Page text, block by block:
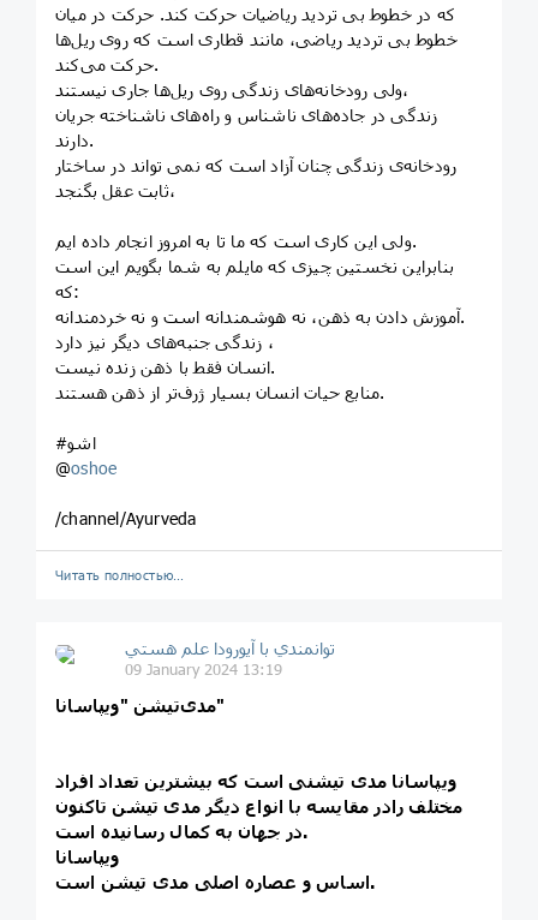
که در خطوط بی تردید ریاضیات حرکت کند. حرکت در میان
خطوط بی تردید ریاضی، مانند قطاری است که روی ریل‌ها
حرکت می‌کند.
ولی رودخانه‌های زندگی روی ریل‌ها جاری نیستند،
زندگی در جاده‌های ناشناس و راه‌های ناشناخته جریان
دارند.
رودخانه‌ی زندگی چنان آزاد است که نمی تواند در ساختار
ثابت عقل بگنجد،
ولی این کاری است که ما تا به امروز انجام داده ایم.
بنابراین نخستین چيزی که مایلم به شما بگویم این است
که:
آموزش دادن به ذهن، نه هوشمندانه است و نه خردمندانه.
زندگی جنبه‌های دیگر نیز دارد ،
انسان فقط با ذهن زنده نیست.
منابع حیات انسان بسیار ژرف‌تر از ذهن هستند.
#اشو
@oshoe
/channel/Ayurveda
Читать полностью…
توانمندي با آيورودا علم هستي
09 January 2024 13:19
مدی‌تیشن " ویپاسانا"
ویپاسانا مدی تیشنی است که بیشترین تعداد افراد
مختلف رادر مقایسه با انواع دیگر مدی تیشن تاکنون
در جهان به کمال رسانیده است.
ویپاسانا
اساس و عصاره اصلی مدی تیشن است.